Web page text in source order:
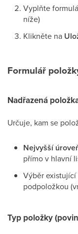
Vyplňte
níže)
Klikněte na
Formulář
Nadřazená
Určuje, kam se
Nejvyšší
přímo v hlavní
Výběr
podpoložkou
Typ položky